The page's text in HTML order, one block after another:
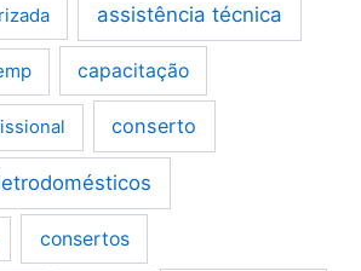
assistência técnica
capacitação
conserto
consertos